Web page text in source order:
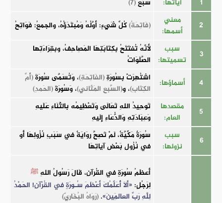
1 أياتها: سَبْعٌ(7)
2
معني
أسمها:
(فَاتِحَةُ)كُلِّ شَيءٍ: أوَّلُهُ وَمُبتَدَؤُهُ، والجمعُ: فَوَاتِحُ
3
سبب
تسميتها:
لأنَّهُ تُفتَتَحُ بِكِتَابَتِهَا المَصِاحِفُ، وبقِرَاءَتِها
الصَّلَوَاتُ
4
أسماؤها: اشتُهِرَتْ بِسُورَةِ(الفَاتِحَةِ)، وَتُسَمَّى سُورَةَ(أُمِّ
الكِتَابِ)، و(السَّبعِ المَثَاني)، وَسُورَةَ(الحَمدِ)
5
مقصدها
العام:
تَوحِيدُ اللهِ تَعَالَى وَتَعْظِيمُه بِالثَّنَاءِ عَلَيهِ
وَعِبَادَتِهِ وَالدُّعَاءِ إِلَيهِ
6
سبب
نزولها:
سُورَةٌ مَكِّيَّةٌ، لَمْ تَصِحَّ رِوَايَةٌ فِي سَبَبِ نُزُولِهَا أَو
فِي نُزُولِ بَعْضِ آياتِهَا
أَعظَمُ سُورَةٍ فِي القُرآنِ، قَالَ رَسُولُ اللهِﷺ
لِرَجُلٍ: «أَلَا أُعَلِّمُكَ أعْظَمَ سُـورَةٍ في القُرْآنِ! الحَمْدُ
لِلَّهِ رَبِّ العالَمِينَ».(رَوَاهُ البُخَارِيّ)